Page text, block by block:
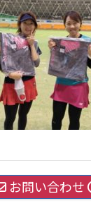
お問い合わせ